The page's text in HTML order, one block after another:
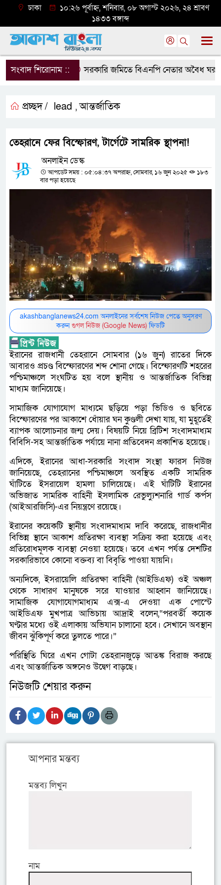
ঢাকা
১০:২৬ পূর্বাহ্ন, শনিবার, ০৮ অগাস্ট ২০২৬, ২৪ শ্রাবণ
১৪৩৩ বঙ্গাব্দ
সংবাদ শিরোনাম :: সরকারি জমিতে বিএনপি নেতার অবৈধ ঘর
প্রচ্ছদ / lead ,আন্তর্জাতিক
তেহরানে ফের বিস্ফোরণ, টার্গেটে সামরিক স্থাপনা!
অনলাইন ডেস্ক
আপডেট সময় : ০৫:০৪:৩৭ অপরাহ্ন, সোমবার, ১৬ জুন ২০২৫
১৮৩
বার পড়া হয়েছে
akashbanglanews24.com অনলাইনের সর্বশেষ নিউজ পেতে অনুসরণ
করুনগুগল নিউজ (Google News)ফিডটি
ইরানের রাজধানী তেহরানে সোমবার (১৬ জুন) রাতের দিকে
আবারও প্রচণ্ড বিস্ফোরণের শব্দ শোনা গেছে। বিস্ফোরণটি শহরের
পশ্চিমাঞ্চলে সংঘটিত হয় বলে স্থানীয় ও আন্তর্জাতিক বিভিন্ন
মাধ্যম জানিয়েছে।
সামাজিক যোগাযোগ মাধ্যমে ছড়িয়ে পড়া ভিডিও ও ছবিতে
বিস্ফোরণের পর আকাশে ধোঁয়ার ঘন কুণ্ডলী দেখা যায়, যা মুহূর্তেই
ব্যাপক আলোচনার জন্ম দেয়। বিষয়টি নিয়ে ব্রিটিশ সংবাদমাধ্যম
বিবিসি-সহ আন্তর্জাতিক পর্যায়ে নানা প্রতিবেদন প্রকাশিত হয়েছে।
এদিকে, ইরানের আধা-সরকারি সংবাদ সংস্থা ফারস নিউজ
জানিয়েছে, তেহরানের পশ্চিমাঞ্চলে অবস্থিত একটি সামরিক
ঘাঁটিতে ইসরায়েল হামলা চালিয়েছে। এই ঘাঁটিটি ইরানের
অভিজাত সামরিক বাহিনী ইসলামিক রেভুল্যুশনারি গার্ড কর্পস
(আইআরজিসি)-এর নিয়ন্ত্রণে রয়েছে।
ইরানের কয়েকটি স্থানীয় সংবাদমাধ্যম দাবি করেছে, রাজধানীর
বিভিন্ন স্থানে আকাশ প্রতিরক্ষা ব্যবস্থা সক্রিয় করা হয়েছে এবং
প্রতিরোধমূলক ব্যবস্থা নেওয়া হয়েছে। তবে এখন পর্যন্ত দেশটির
সরকারিভাবে কোনো বক্তব্য বা বিবৃতি পাওয়া যায়নি।
অন্যদিকে, ইসরায়েলি প্রতিরক্ষা বাহিনী (আইডিএফ) ওই অঞ্চল
থেকে সাধারণ মানুষকে সরে যাওয়ার আহ্বান জানিয়েছে।
সামাজিক যোগাযোগমাধ্যম এক্স-এ দেওয়া এক পোস্টে
আইডিএফ মুখপাত্র আভিচায় আদ্রাই বলেন,“পরবর্তী কয়েক
ঘণ্টার মধ্যে ওই এলাকায় অভিযান চালানো হবে। সেখানে অবস্থান
জীবন ঝুঁকিপূর্ণ করে তুলতে পারে।”
পরিস্থিতি ঘিরে এখন গোটা তেহরানজুড়ে আতঙ্ক বিরাজ করছে
এবং আন্তর্জাতিক অঙ্গনেও উদ্বেগ বাড়ছে।
নিউজটি শেয়ার করুন
আপনার মন্তব্য
মন্তব্য লিখুন
নাম